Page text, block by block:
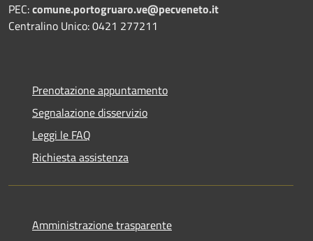
PEC:comune.portogruaro.ve@pecveneto.it
Centralino Unico: 0421 277211
Prenotazione appuntamento
Segnalazione disservizio
Leggi le FAQ
Richiesta assistenza
Amministrazione trasparente